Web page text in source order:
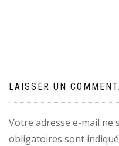
LAISSER UN
Votre adresse e-mail ne
obligatoires sont